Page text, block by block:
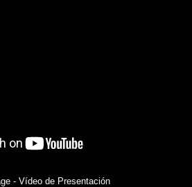
- Vídeo de Presentación